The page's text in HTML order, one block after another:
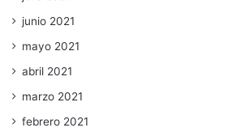
junio 2021
mayo 2021
abril 2021
marzo 2021
febrero 2021